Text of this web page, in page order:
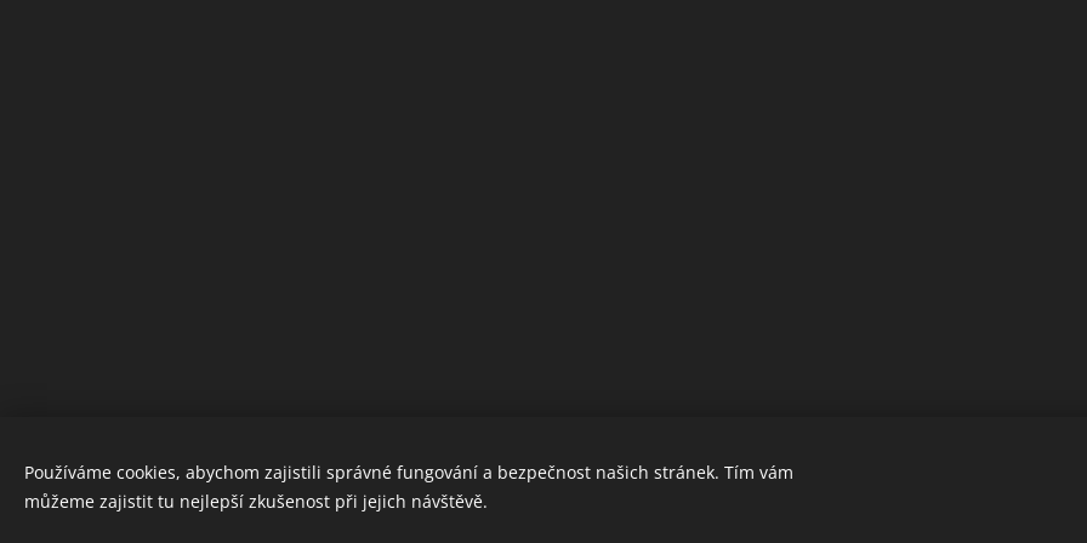
Obrázky poskytlPexels
Používáme cookies, abychom zajistili správné fungování a bezpečnost našich stránek. Tím vám
můžeme zajistit tu nejlepší zkušenost při jejich návštěvě.